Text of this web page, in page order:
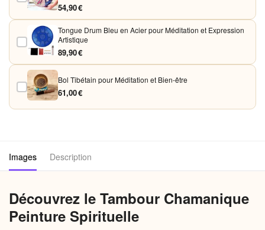
54,90 €
Tongue Drum Bleu en Acier pour Méditation et Expression
Artistique
89,90 €
Bol Tibétain pour Méditation et Bien-être
61,00 €
Images Description
Découvrez le Tambour Chamanique
Peinture Spirituelle